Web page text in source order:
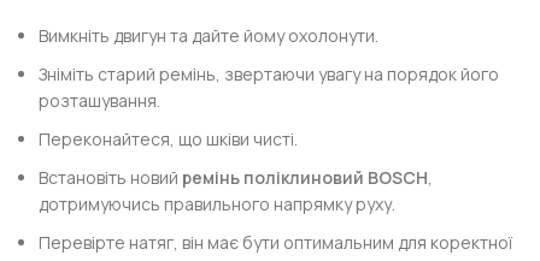
Вимкніть двигун та дайте йому охолонути.
Зніміть старий ремінь, звертаючи увагу на порядок його
розташування.
Переконайтеся, що шківи чисті.
Встановіть новий ремінь поліклиновий BOSCH,
дотримуючись правильного напрямку руху.
Перевірте натяг, він має бути оптимальним для коректної